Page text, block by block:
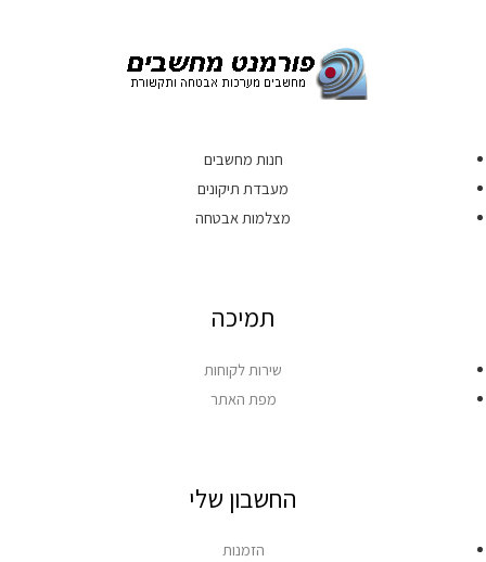
חנות מחשבים
מעבדת תיקונים
מצלמות אבטחה
תמיכה
שירות לקוחות
מפת האתר
החשבון שלי
הזמנות